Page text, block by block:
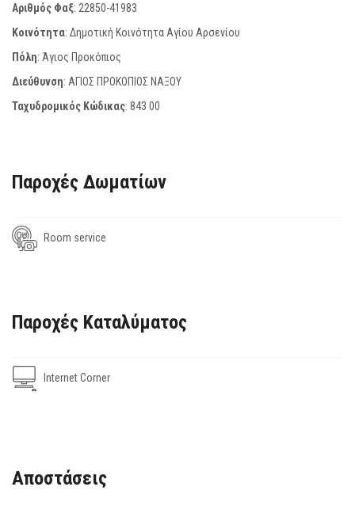
Αριθμός Φαξ: 22850-41983
Κοινότητα: Δημοτική Κοινότητα Αγίου Αρσενίου
Πόλη: Άγιος Προκόπιος
Διεύθυνση: ΑΓΙΟΣ ΠΡΟΚΟΠΙΟΣ ΝΑΞΟΥ
Ταχυδρομικός Κώδικας: 843 00
Παροχές Δωματίων
Room service
Παροχές Καταλύματος
Internet Corner
Αποστάσεις